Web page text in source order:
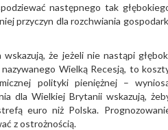
następnego tak
przyczyn dla rozchwiania
że jeżeli nie nastąpi
Wielką Recesją, to
polityki pieniężnej –
dla Wielkiej Brytanii wskazują,
euro niż Polska.
z ostrożnością.